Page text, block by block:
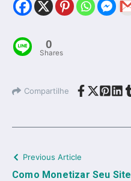
0
Shares
Compartilhe
Previous Article
Como Monetizar Seu Site